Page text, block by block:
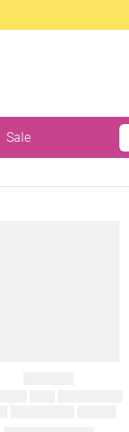
Sale